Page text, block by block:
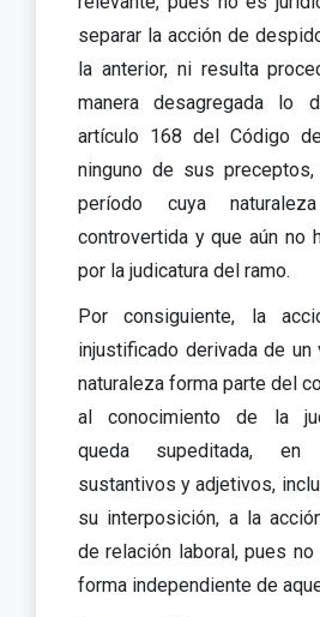
separar la acción de
la anterior, ni resulta
manera desagregada lo
artículo 168 del Código
ninguno de sus
período cuya
controvertida y que aún no
por la judicatura del ramo.
Por consiguiente, la
injustificado derivada de un
naturaleza forma parte del
al conocimiento de la
queda supeditada,
sustantivos y adjetivos,
su interposición, a la
de relación laboral, pues
forma independiente de